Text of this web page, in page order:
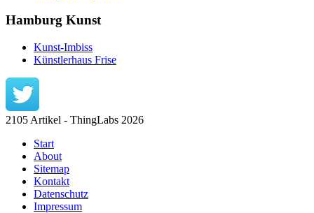
Hamburg Kunst
Kunst-Imbiss
Künstlerhaus Frise
2105 Artikel - ThingLabs 2026
Start
About
Sitemap
Kontakt
Datenschutz
Impressum